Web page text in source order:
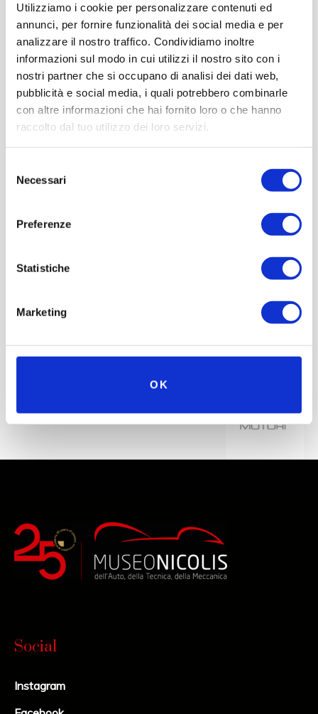
Utilizziamo i cookie per personalizzare contenuti ed
annunci, per fornire funzionalità dei social media e per
analizzare il nostro traffico. Condividiamo inoltre
informazioni sul modo in cui utilizzi il nostro sito con i
nostri partner che si occupano di analisi dei dati web,
pubblicità e social media, i quali potrebbero combinarle
con altre informazioni che hai fornito loro o che hanno
raccolto dal tuo utilizzo dei loro servizi.
delNecessari
Preferenze
Statistiche
Marketing
OK
Live, Radio Adige Tv, Il destino della
cultura
Social
Instagram